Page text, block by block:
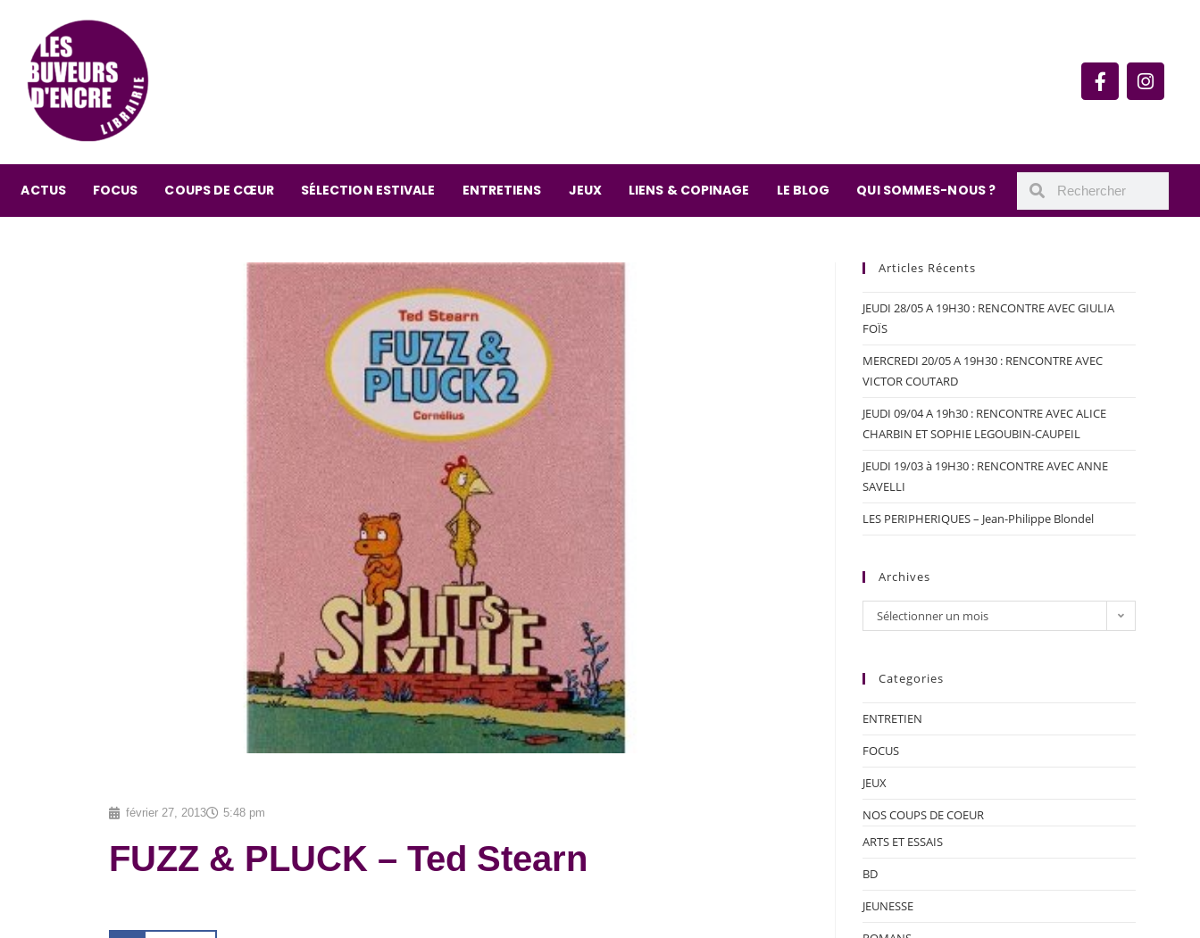
ACTUS FOCUS COUPS DE CŒUR SÉLECTION ESTIVALE ENTRETIENS JEUX LIENS & COPINAGE LE BLOG QUI SOMMES-NOUS ?
février 27, 2013 5:48 pm
FUZZ & PLUCK – Ted Stearn
Articles Récents
JEUDI 28/05 A 19H30 : RENCONTRE AVEC GIULIA
FOÏS
MERCREDI 20/05 A 19H30 : RENCONTRE AVEC
VICTOR COUTARD
JEUDI 09/04 A 19h30 : RENCONTRE AVEC ALICE
CHARBIN ET SOPHIE LEGOUBIN-CAUPEIL
JEUDI 19/03 à 19H30 : RENCONTRE AVEC ANNE
SAVELLI
LES PERIPHERIQUES – Jean-Philippe Blondel
Archives
Sélectionner un mois
Categories
ENTRETIEN
FOCUS
JEUX
NOS COUPS DE COEUR
ARTS ET ESSAIS
BD
JEUNESSE